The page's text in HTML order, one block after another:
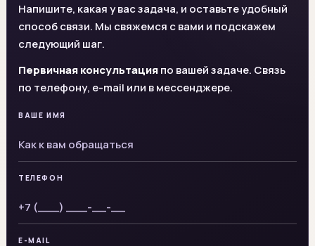
Напишите, какая у вас задача, и оставьте удобный
способ связи. Мы свяжемся с вами и подскажем
следующий шаг.
Первичная консультацияпо вашей задаче. Связь
по телефону, e-mail или в мессенджере.
ВАШЕ ИМЯ
ТЕЛЕФОН
E-MAIL